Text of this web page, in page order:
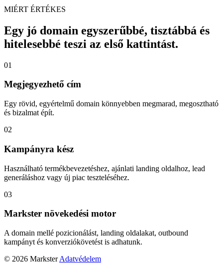
MIÉRT ÉRTÉKES
Egy jó domain egyszerűbbé, tisztábbá és
hitelesebbé teszi az első kattintást.
01
Megjegyezhető cím
Egy rövid, egyértelmű domain könnyebben megmarad, megosztható
és bizalmat épít.
02
Kampányra kész
Használható termékbevezetéshez, ajánlati landing oldalhoz, lead
generáláshoz vagy új piac teszteléséhez.
03
Markster növekedési motor
A domain mellé pozicionálást, landing oldalakat, outbound
kampányt és konverziókövetést is adhatunk.
© 2026 Markster Adatvédelem